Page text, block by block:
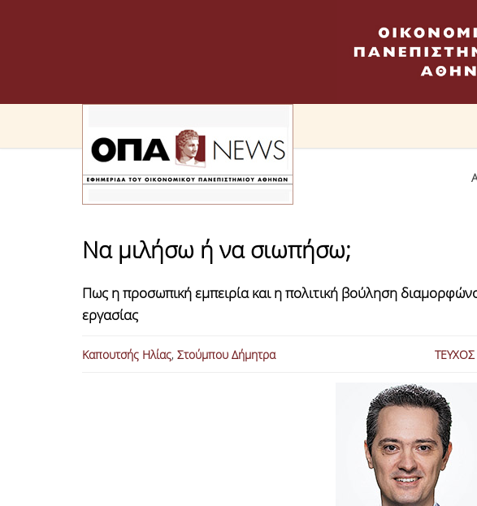
Να μιλήσω ή να σιωπήσω;
Πως η προσωπική εμπειρία και η πολιτική βούληση
εργασίας
Καπουτσής Ηλίας, Στούμπου Δήμητρα ΤΕΥΧΟΣ